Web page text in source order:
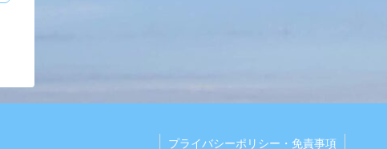
プライバシーポリシー・免責事項